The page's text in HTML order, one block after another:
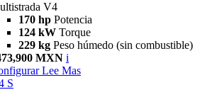
V4
170 hp Potencia
124 kW Torque
229 kg Peso húmedo (sin combustible)
MXN i
Lee Mas
S